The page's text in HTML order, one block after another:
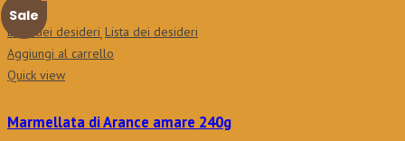
Sale
Nuovo
Lista dei desideri Lista dei desideri
Aggiungi al carrello
Quick view
Marmellata di Arance amare 240g